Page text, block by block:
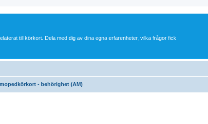
till körkort. Dela med dig av dina egna erfarenheter, vilka frågor fick
- behörighet (AM)